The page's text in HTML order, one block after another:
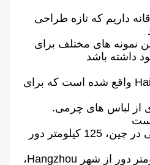
داریم که تازه طراحی
نمونه های مختلف برای
داشته باشد
شرکت ما در Haining City واقع شده است که برای
از لباس های چرمی.
بافندگی در چین، 125 کیلومتر دور
دور از شهر Hangzhou،